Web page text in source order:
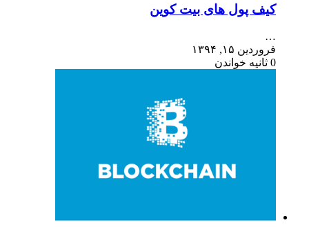
کیف پول های بیت کوین
…
فروردین ۱۵, ۱۳۹۴
0 ثانیه خواندن